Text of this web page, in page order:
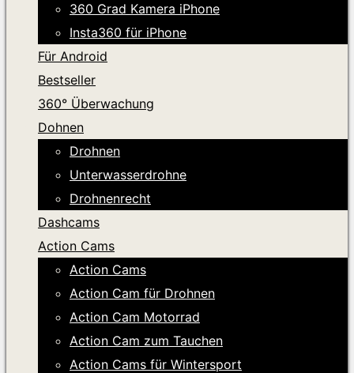
360 Grad Kamera iPhone
Insta360 für iPhone
Für Android
Bestseller
360° Überwachung
Dohnen
Drohnen
Unterwasserdrohne
Drohnenrecht
Dashcams
Action Cams
Action Cams
Action Cam für Drohnen
Action Cam Motorrad
Action Cam zum Tauchen
Action Cams für Wintersport